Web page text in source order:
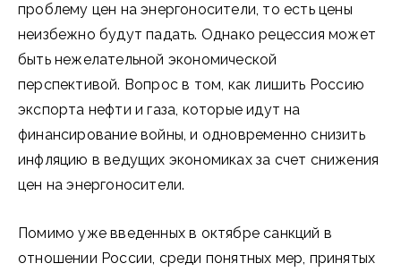
проблему цен на энергоносители, то есть цены
неизбежно будут падать. Однако рецессия может
быть нежелательной экономической
перспективой. Вопрос в том, как лишить Россию
экспорта нефти и газа, которые идут на
финансирование войны, и одновременно снизить
инфляцию в ведущих экономиках за счет снижения
цен на энергоносители.
Помимо уже введенных в октябре санкций в
отношении России, среди понятных мер, принятых